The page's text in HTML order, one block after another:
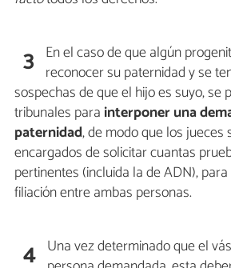
3 En el caso de que algún
reconocer su paternidad y se
sospechas de que el hijo es suyo, se
tribunales para interponer una
paternidad, de modo que los jueces
encargados de solicitar cuantas
pertinentes (incluida la de ADN),
filiación entre ambas personas.
4 Una vez determinado que el